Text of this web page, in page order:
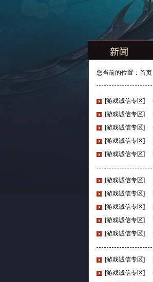
您当前的位置： 首页
[游戏诚信专区]
[游戏诚信专区]
[游戏诚信专区]
[游戏诚信专区]
[游戏诚信专区]
[游戏诚信专区]
[游戏诚信专区]
[游戏诚信专区]
[游戏诚信专区]
[游戏诚信专区]
[游戏诚信专区]
[游戏诚信专区]